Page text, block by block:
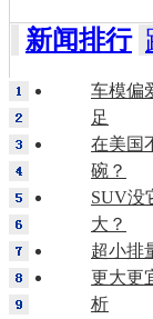
新闻排行
车模偏
足
在美国
碗？
SUV没
大？
超小排
更大更
析